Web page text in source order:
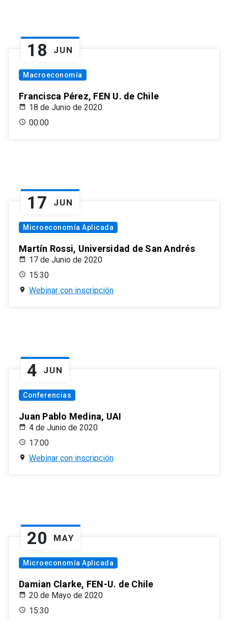
18 JUN
Macroeconomía
Francisca Pérez, FEN U. de Chile
18 de Junio de 2020
00:00
17 JUN
Microeconomía Aplicada
Martín Rossi, Universidad de San Andrés
17 de Junio de 2020
15:30
Webinar con inscripción
4 JUN
Conferencias
Juan Pablo Medina, UAI
4 de Junio de 2020
17:00
Webinar con inscripción
20 MAY
Microeconomía Aplicada
Damian Clarke, FEN-U. de Chile
20 de Mayo de 2020
15:30